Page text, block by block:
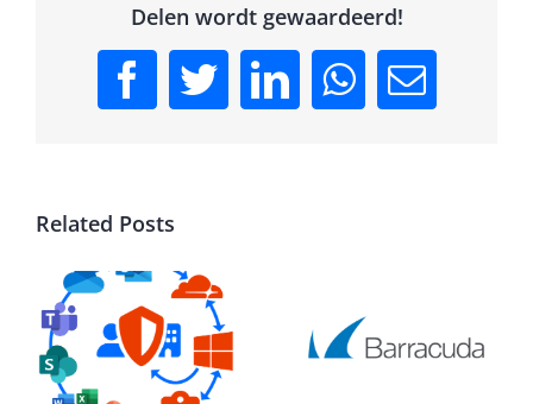
Delen wordt gewaardeerd!
Facebook
TwitterLinkedInWhatsApp
Email
Related Posts